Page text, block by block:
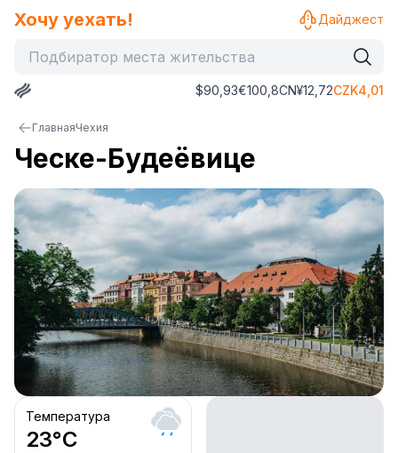
Хочу уехать!
$90,93€100,8CN¥12,72CZK4,01
Дайджест
ГлавнаяЧехия
Ческе-Будеёвице
Температура
23°C